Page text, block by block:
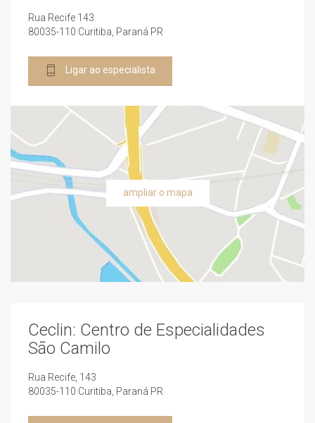
Rua Recife 143
80035-110 Curitiba, Paraná PR
Ligar ao especialista
ampliar o mapa
Ceclin: Centro de Especialidades
São Camilo
Rua Recife, 143
80035-110 Curitiba, Paraná PR